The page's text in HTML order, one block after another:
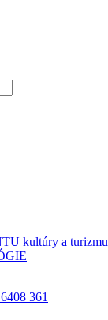
kultúry a turizmu
361